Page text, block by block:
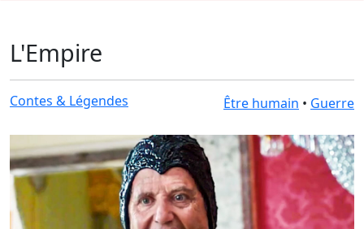
L'Empire
Contes & Légendes Être humain • Guerre